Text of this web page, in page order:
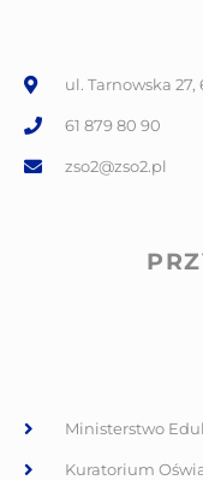
ul. Tarnowska 27,
61 879 80 90
zso2@zso2.pl
Ministerstwo
Kuratorium